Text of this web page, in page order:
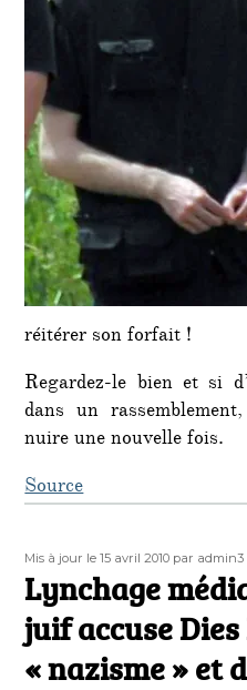
réitérer son forfait !
Regardez-le bien et si
dans un
nuire une nouvelle fois.
Source
Publié
le
Mis à jour le 15 avril 2010 Auteur
par admin3
Lynchage
juif accuse
« nazisme » et